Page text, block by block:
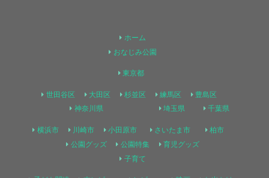
ホーム
おなじみ公園
東京都
世田谷区 大田区 杉並区 練馬区
豊島区
神奈川県
横浜市 川崎市 小田原市
埼玉県
さいたま市
千葉県
柏市
公園グッズ
公園特集
育児グッズ
子育て